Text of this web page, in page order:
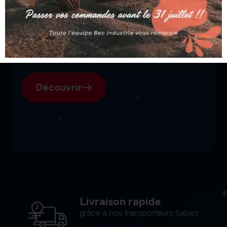
SGI, votre fournisseur suisse
pour l'électroérosion.
Découvrir
Livraison rapide
grâce à nos transporteurs fiables